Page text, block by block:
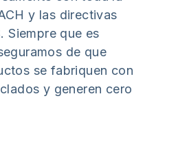
y las directivas
Siempre que es
de que
se fabriquen con
y generen cero